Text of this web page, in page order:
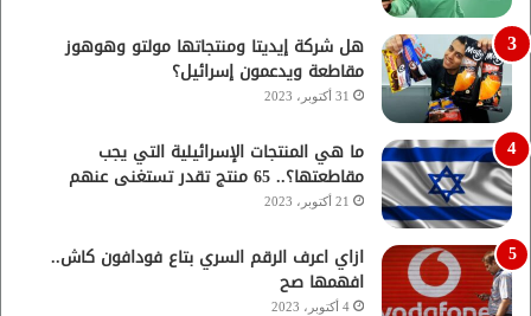
هل شركة إيديتا ومنتجاتها مولتو وهوهوز
مقاطعة ويدعمون إسرائيل؟
31 أكتوبر، 2023
ما هي المنتجات الإسرائيلية التي يجب
مقاطعتها؟.. 65 منتج تقدر تستغنى عنهم
21 أكتوبر، 2023
ازاي اعرف الرقم السري بتاع فودافون كاش..
افهمها صح
4 أكتوبر، 2023